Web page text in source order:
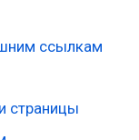
ссылкам
страницы